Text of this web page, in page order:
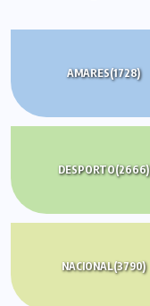
AMARES(1728)
DESPORTO(2666)
NACIONAL(3790)